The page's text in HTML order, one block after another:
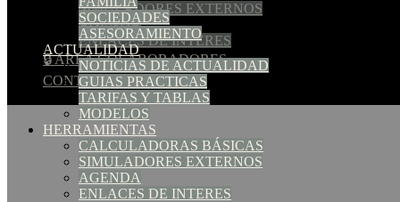
SOCIEDADES
ASESORAMIENTO
ACTUALIDAD
NOTICIAS DE ACTUALIDAD
GUIAS PRACTICAS
TARIFAS Y TABLAS
MODELOS
HERRAMIENTAS
CALCULADORAS BÁSICAS
SIMULADORES EXTERNOS
AGENDA
ENLACES DE INTERES
SIMULADORES EXTERNOS
AGENDA
ENLACES DE INTERES
🔒 AREA COLABORADORES
CONTACTO